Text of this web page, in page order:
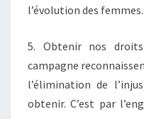
l’évolution des femmes.
5. Obtenir nos
campagne
l’élimination de
obtenir. C’est par